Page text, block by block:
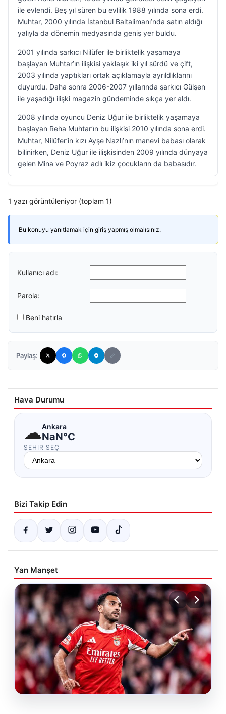
ile evlendi. Beş yıl süren bu evlilik 1988 yılında sona erdi.
Muhtar, 2000 yılında İstanbul Baltalimanı’nda satın aldığı
yalıyla da dönemin medyasında geniş yer buldu.
2001 yılında şarkıcı Nilüfer ile birliktelik yaşamaya
başlayan Muhtar’ın ilişkisi yaklaşık iki yıl sürdü ve çift,
2003 yılında yaptıkları ortak açıklamayla ayrıldıklarını
duyurdu. Daha sonra 2006-2007 yıllarında şarkıcı Gülşen
ile yaşadığı ilişki magazin gündeminde sıkça yer aldı.
2008 yılında oyuncu Deniz Uğur ile birliktelik yaşamaya
başlayan Reha Muhtar’ın bu ilişkisi 2010 yılında sona erdi.
Muhtar, Nilüfer’in kızı Ayşe Nazlı’nın manevi babası olarak
bilinirken, Deniz Uğur ile ilişkisinden 2009 yılında dünyaya
gelen Mina ve Poyraz adlı ikiz çocukların da babasıdır.
1 yazı görüntüleniyor (toplam 1)
Bu konuyu yanıtlamak için giriş yapmış olmalısınız.
Kullanıcı adı:
Parola:
Beni hatırla
Paylaş:
Hava Durumu
☁Ankara
NaN°C
ŞEHIR SEÇ
Bizi Takip Edin
Yan Manşet
05.08.2026